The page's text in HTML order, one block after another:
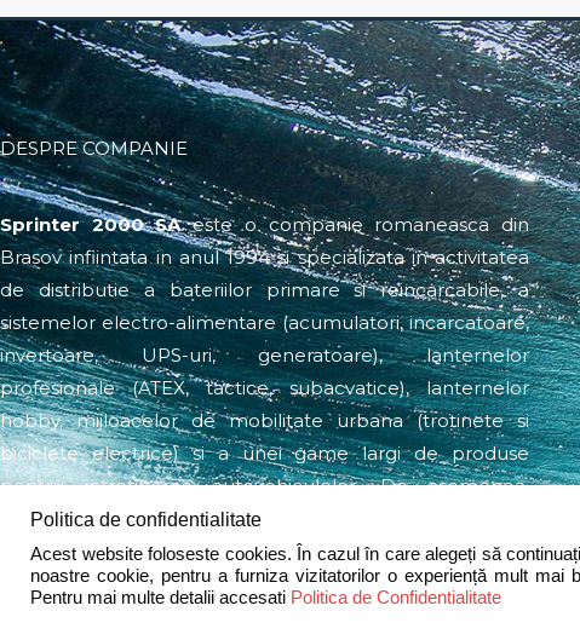
DESPRE COMPANIE
Sprinter 2000 SAeste o companie romaneasca din
Brasov infiintata in anul 1994 si specializata in activitatea
de distributie a bateriilor primare si reincarcabile, a
sistemelor electro-alimentare (acumulatori, incarcatoare,
invertoare, UPS-uri, generatoare), lanternelor
profesionale (ATEX, tactice, subacvatice), lanternelor
hobby, mijloacelor de mobilitate urbana (trotinete si
biciclete electrice) si a unei game largi de produse
pentru intretinerea autovehiculelor. De asemenea,
compania noastra produce corpuri de iluminat,
acumulatori pentru statii de emisie-receptie, precum si
diverse ansambluri de baterii si acumulatori conform
Politica de confidentialitate
Acest website foloseste cookies. În cazul în care alegeți să
noastre cookie, pentru a furniza vizitatorilor o experiență mult
Pentru mai multe detalii accesati Politica de Confidentialitate